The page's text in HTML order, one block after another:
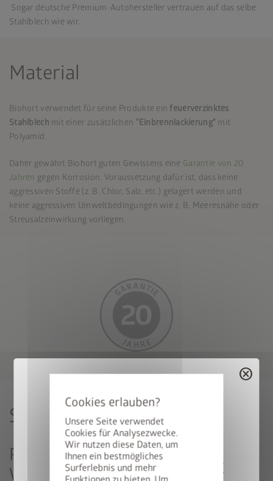
Unsere Seite verwendet
Cookies für Analysezwecke.
Wir nutzen diese Daten, um
Ihnen ein bestmögliches
Surferlebnis und mehr
Sogar deutsche Premium-Autohersteller vertrauen auf das selbe
Stahlblech wie wir.
Material
Biohort verwendet für seine Produkte ein feuerverzinktes
Stahlblech mit einer zusätzlichen "Einbrennlackierung" mit
Polyamid.
Daher gewährt Biohort guten Gewissens eine Garantie von 20
Jahren gegen Korrosion. Voraussetzung dafür ist, dass keine
aggressiven Stoffe (z. B. Chlor, Salz, etc.) gelagert werden und
keine aggressiven Umweltbedingungen wie z. B. Meeresnähe oder
Streusalzeinwirkung vorliegen.
Stabilitätstest
Perfekte Produktentwicklung im
Windkanal bestätigt
cancel
50% auf den BikeLift